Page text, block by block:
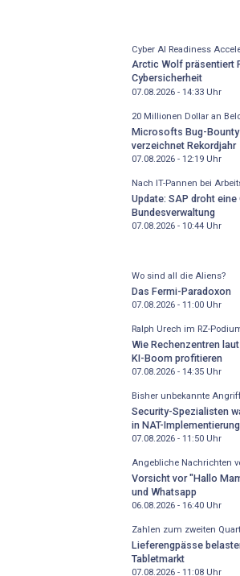
Cyber AI Readiness
Arctic Wolf präsentiert
Cybersicherheit
07.08.2026 - 14:33Uhr
20 Millionen Dollar an
Microsofts Bug-
verzeichnet Rekordjahr
07.08.2026 - 12:19Uhr
Nach IT-Pannen bei
Update: SAP droht
Bundesverwaltung
07.08.2026 - 10:44Uhr
Wo sind all die Aliens?
Das Fermi-Paradoxon
07.08.2026 - 11:00Uhr
Ralph Urech im RZ-
Wie Rechenzentren
KI-Boom profitieren
07.08.2026 - 14:35Uhr
Bisher unbekannte
Security-Spezialisten
in NAT-
07.08.2026 - 11:50Uhr
Angebliche Nachrichten
Vorsicht vor "Hallo
und Whatsapp
06.08.2026 - 16:40Uhr
Zahlen zum zweiten
Lieferengpässe
Tabletmarkt
07.08.2026 - 11:08Uhr